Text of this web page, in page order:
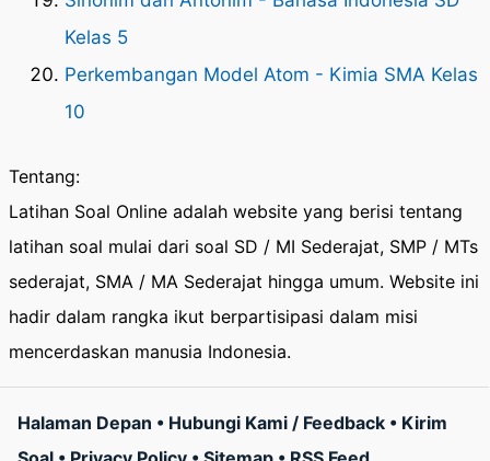
Kelas 5
Perkembangan Model Atom - Kimia SMA Kelas
10
Tentang:
Latihan Soal Online adalah website yang berisi tentang
latihan soal mulai dari soal SD / MI Sederajat, SMP / MTs
sederajat, SMA / MA Sederajat hingga umum. Website ini
hadir dalam rangka ikut berpartisipasi dalam misi
mencerdaskan manusia Indonesia.
Halaman Depan • Hubungi Kami / Feedback • Kirim